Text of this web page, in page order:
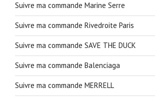
Suivre ma commande Marine Serre
Suivre ma commande Rivedroite Paris
Suivre ma commande SAVE THE DUCK
Suivre ma commande Balenciaga
Suivre ma commande MERRELL